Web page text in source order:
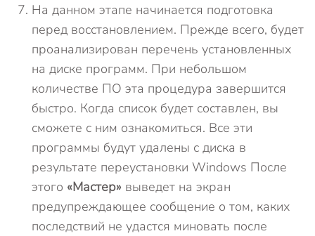
На данном этапе начинается подготовка
перед восстановлением. Прежде всего, будет
проанализирован перечень установленных
на диске программ. При небольшом
количестве ПО эта процедура завершится
быстро. Когда список будет составлен, вы
сможете с ним ознакомиться. Все эти
программы будут удалены с диска в
результате переустановки Windows После
этого «Мастер» выведет на экран
предупреждающее сообщение о том, каких
последствий не удастся миновать после